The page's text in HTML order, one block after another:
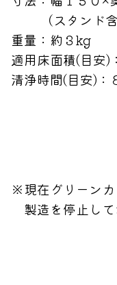
（スタンド含
重量：約３kg
適用床面積(目安)
清浄時間(目安)：
※現在グリーンカ
製造を停止して